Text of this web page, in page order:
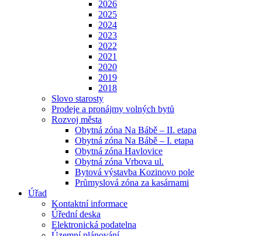
2026
2025
2024
2023
2022
2021
2020
2019
2018
Slovo starosty
Prodeje a pronájmy volných bytů
Rozvoj města
Obytná zóna Na Bábě – II. etapa
Obytná zóna Na Bábě – I. etapa
Obytná zóna Havlovice
Obytná zóna Vrbova ul.
Bytová výstavba Kozinovo pole
Průmyslová zóna za kasárnami
Úřad
Kontaktní informace
Úřední deska
Elektronická podatelna